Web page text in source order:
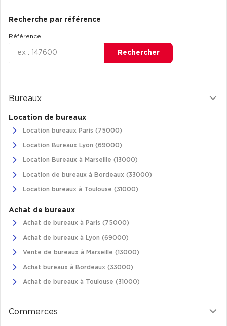
Recherche par référence
Référence
Rechercher
Bureaux
Location de bureaux
Location bureaux Paris (75000)
Location Bureaux Lyon (69000)
Location Bureaux à Marseille (13000)
Location de bureaux à Bordeaux (33000)
Location bureaux à Toulouse (31000)
Achat de bureaux
Achat de bureaux à Paris (75000)
Achat de bureaux à Lyon (69000)
Vente de bureaux à Marseille (13000)
Achat bureaux à Bordeaux (33000)
Achat de bureaux à Toulouse (31000)
Commerces